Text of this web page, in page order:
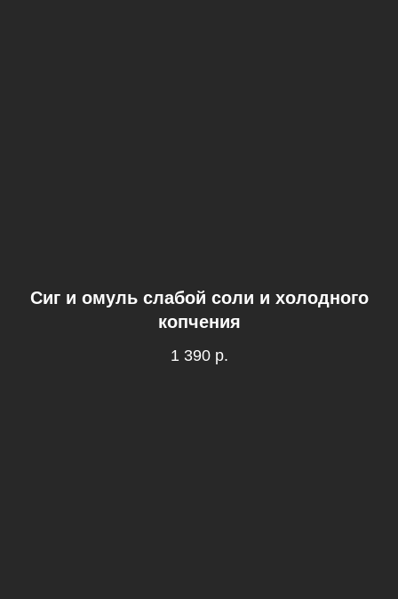
Сиг и омуль слабой соли и холодного
копчения
1 390 р.